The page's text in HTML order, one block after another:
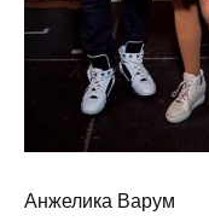
Анжелика Варум